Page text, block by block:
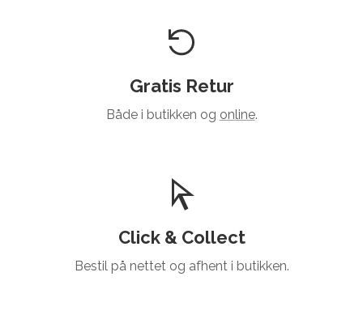
Gratis Retur
Både i butikken og online.
Click & Collect
Bestil på nettet og afhent i butikken.